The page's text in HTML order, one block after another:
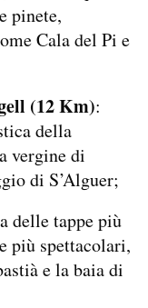
pinete,
Cala del Pi e
(12 Km):
della
vergine di
di S’Alguer;
delle tappe più
più spettacolari,
e la baia di